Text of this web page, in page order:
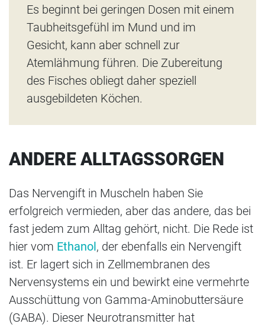
Es beginnt bei geringen Dosen mit einem
Taubheitsgefühl im Mund und im
Gesicht, kann aber schnell zur
Atemlähmung führen. Die Zubereitung
des Fisches obliegt daher speziell
ausgebildeten Köchen.
ANDERE ALLTAGSSORGEN
Das Nervengift in Muscheln haben Sie
erfolgreich vermieden, aber das andere, das bei
fast jedem zum Alltag gehört, nicht. Die Rede ist
hier vom Ethanol, der ebenfalls ein Nervengift
ist. Er lagert sich in Zellmembranen des
Nervensystems ein und bewirkt eine vermehrte
Ausschüttung von Gamma-Aminobuttersäure
(GABA). Dieser Neurotransmitter hat